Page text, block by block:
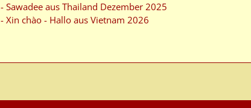
- Sawadee aus Thailand Dezember 2025
- Xin chào - Hallo aus Vietnam 2026